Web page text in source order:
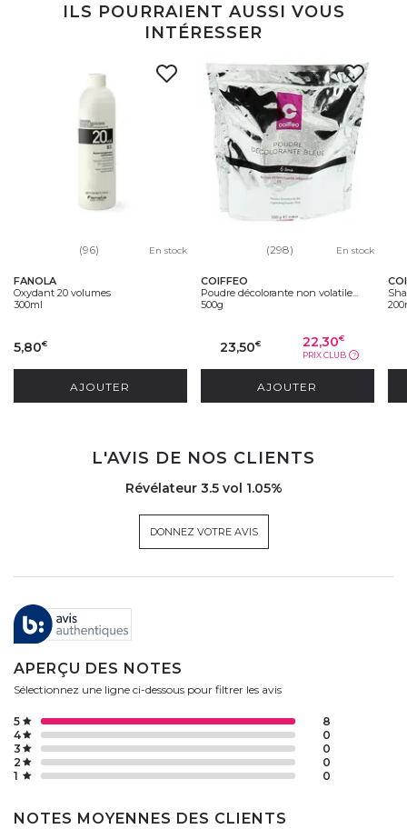
ILS POURRAIENT AUSSI VOUS
INTÉRESSER
(96) En stock
FANOLA
Oxydant 20 volumes
300ml
5,80€
AJOUTER
(298) En stock
COIFFEO
Poudre décolorante non volatile...
500g
23,50€ 22,30€
PRIX CLUB ?
AJOUTER
L'AVIS DE NOS CLIENTS
Révélateur 3.5 vol 1.05%
DONNEZ VOTRE AVIS
APERÇU DES NOTES
Sélectionnez une ligne ci-dessous pour filtrer les avis
1 0
2 0
3 0
4 0
5 8
NOTES MOYENNES DES CLIENTS